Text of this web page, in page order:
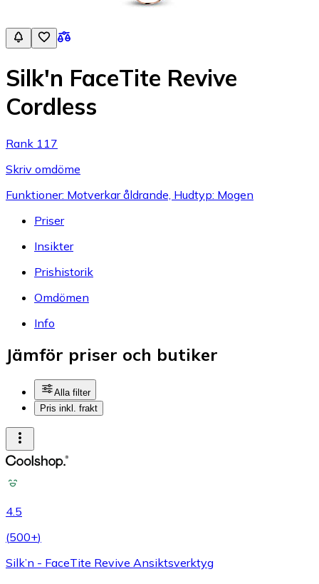
Silk'n FaceTite Revive
Cordless
Rank 117
Skriv omdöme
Funktioner: Motverkar åldrande, Hudtyp: Mogen
Priser
Insikter
Prishistorik
Omdömen
Info
Jämför priser och butiker
Alla filter
Pris inkl. frakt
4.5
(500+)
Silk’n - FaceTite Revive Ansiktsverktyg